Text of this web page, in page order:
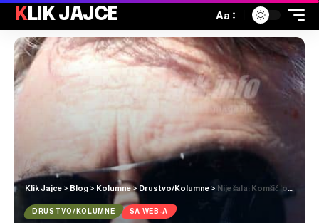
KLIK JAJCE Aa
Klik Jajce > Blog > Kolumne> Drustvo/Kolumne > Nije šala: Komšić ‘održao lekciju’ o izborima Milanoviću, Plenkoviću, Grlić Radmanu, cijeloj Vladi Hrvatske i kompletnom HDZ-u
DRUSTVO/KOLUMNE SA WEB-A